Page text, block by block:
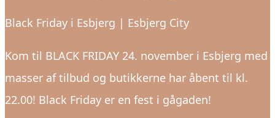
Black Friday i Esbjerg | Esbjerg City
Kom til BLACK FRIDAY 24. november i Esbjerg med
masser af tilbud og butikkerne har åbent til kl.
22.00! Black Friday er en fest i gågaden!